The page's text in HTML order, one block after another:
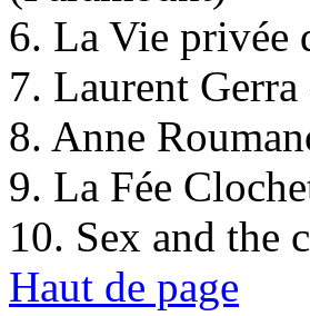
6. La Vie privée
7. Laurent
8. Anne
9. La Fée
10. Sex and
Haut de page